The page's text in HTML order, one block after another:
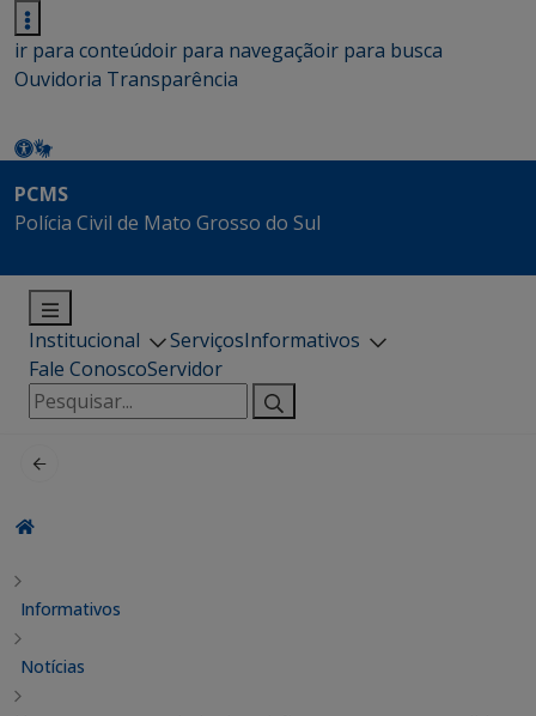
ir para conteúdoir para navegaçãoir para busca
Ouvidoria Transparência
PCMS
Polícia Civil de Mato Grosso do Sul
Institucional ServiçosInformativos
Fale ConoscoServidor
Pesquisar
por:
Informativos
Notícias